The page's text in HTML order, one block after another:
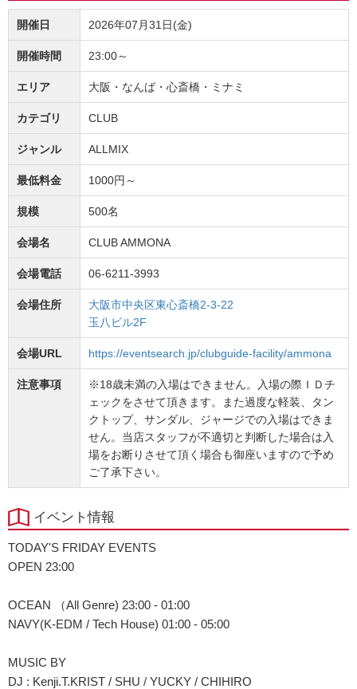
開催日 2026年07月31日(金)
開催時間 23:00～
エリア 大阪・なんば・心斎橋・ミナミ
カテゴリ CLUB
ジャンル ALLMIX
最低料金 1000円～
規模 500名
会場名 CLUB AMMONA
会場電話 06-6211-3993
会場住所
大阪市中央区東心斎橋2-3-22
玉八ビル2F
会場URL https://eventsearch.jp/clubguide-facility/ammona
注意事項
※18歳未満の入場はできません。入場の際ＩＤチ
ェックをさせて頂きます。また過度な軽装、タン
クトップ、サンダル、ジャージでの入場はできま
せん。当店スタッフが不適切と判断した場合は入
場をお断りさせて頂く場合も御座いますので予め
ご了承下さい。
イベント情報
TODAY'S FRIDAY EVENTS
OPEN 23:00
OCEAN （All Genre) 23:00 - 01:00
NAVY(K-EDM / Tech House) 01:00 - 05:00
MUSIC BY
DJ : Kenji.T.KRIST / SHU / YUCKY / CHIHIRO